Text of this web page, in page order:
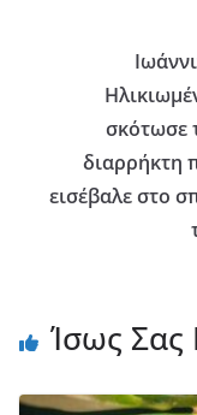
σκότωσε
διαρρήκτη
εισέβαλε στο
Ίσως Σας